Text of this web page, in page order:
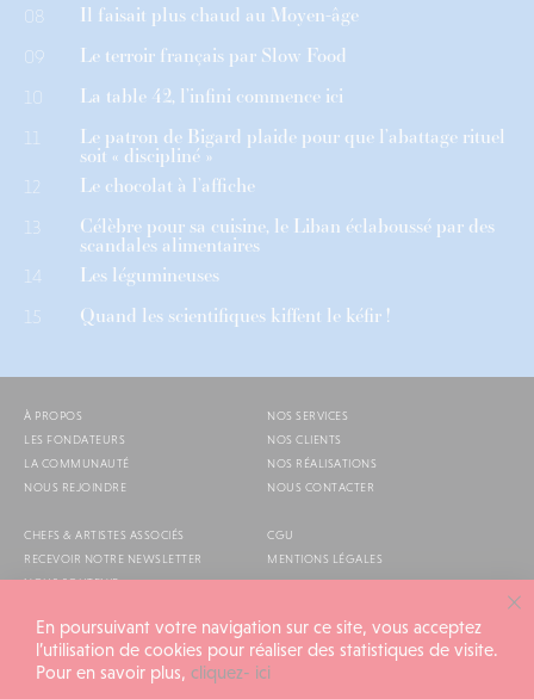
08 Il faisait plus chaud au Moyen-âge
09 Le terroir français par Slow Food
10 La table 42, l’infini commence ici
11 Le patron de Bigard plaide pour que l’abattage rituel
soit « discipliné »
12 Le chocolat à l’affiche
13 Célèbre pour sa cuisine, le Liban éclaboussé par des
scandales alimentaires
14 Les légumineuses
15 Quand les scientifiques kiffent le kéfir !
À PROPOS
LES FONDATEURS
LA COMMUNAUTÉ
NOUS REJOINDRE
NOS SERVICES
NOS CLIENTS
NOS RÉALISATIONS
NOUS CONTACTER
CHEFS & ARTISTES ASSOCIÉS
RECEVOIR NOTRE NEWSLETTER
NOUS SOUTENIR
CGU
MENTIONS LÉGALES
ALIMENTATION GÉNÉRALE © 2026
En poursuivant votre navigation sur ce site, vous acceptez
l’utilisation de cookies pour réaliser des statistiques de visite.
Pour en savoir plus, cliquez- ici